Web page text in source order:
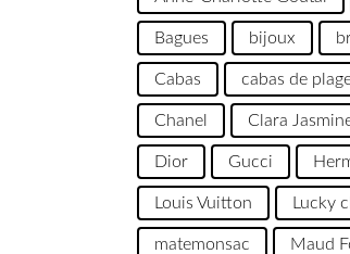
Bagues bijoux
Cabas cabas de
Chanel Clara
Dior Gucci
Louis Vuitton Lucky
matemonsac Maud